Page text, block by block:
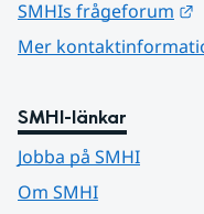
SMHIs frågeforum
Mer
SMHI-länkar
Jobba på SMHI
Om SMHI